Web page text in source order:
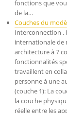
fonctions que
de la…
Couches du
Interconnection .
internationale de
architecture à 7
fonctionnalités
travaillent en
personne à une
(couche 1): La
la couche
réelle entre les